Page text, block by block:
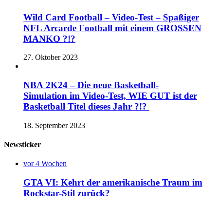
Wild Card Football – Video-Test – Spaßiger
NFL Arcarde Football mit einem GROSSEN
MANKO ?!?
27. Oktober 2023
NBA 2K24 – Die neue Basketball-
Simulation im Video-Test, WIE GUT ist der
Basketball Titel dieses Jahr ?!?
18. September 2023
Newsticker
vor 4 Wochen
GTA VI: Kehrt der amerikanische Traum im
Rockstar-Stil zurück?